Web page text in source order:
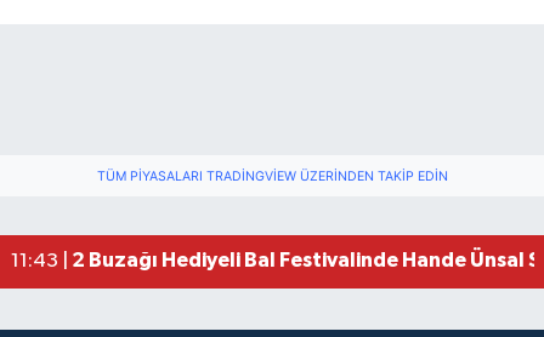
TÜM PIYASALARI TRADINGVIEW ÜZERINDEN TAKIP EDIN
11:43 | 2 Buzağı Hediyeli Bal Festivalinde Hande Ünsal